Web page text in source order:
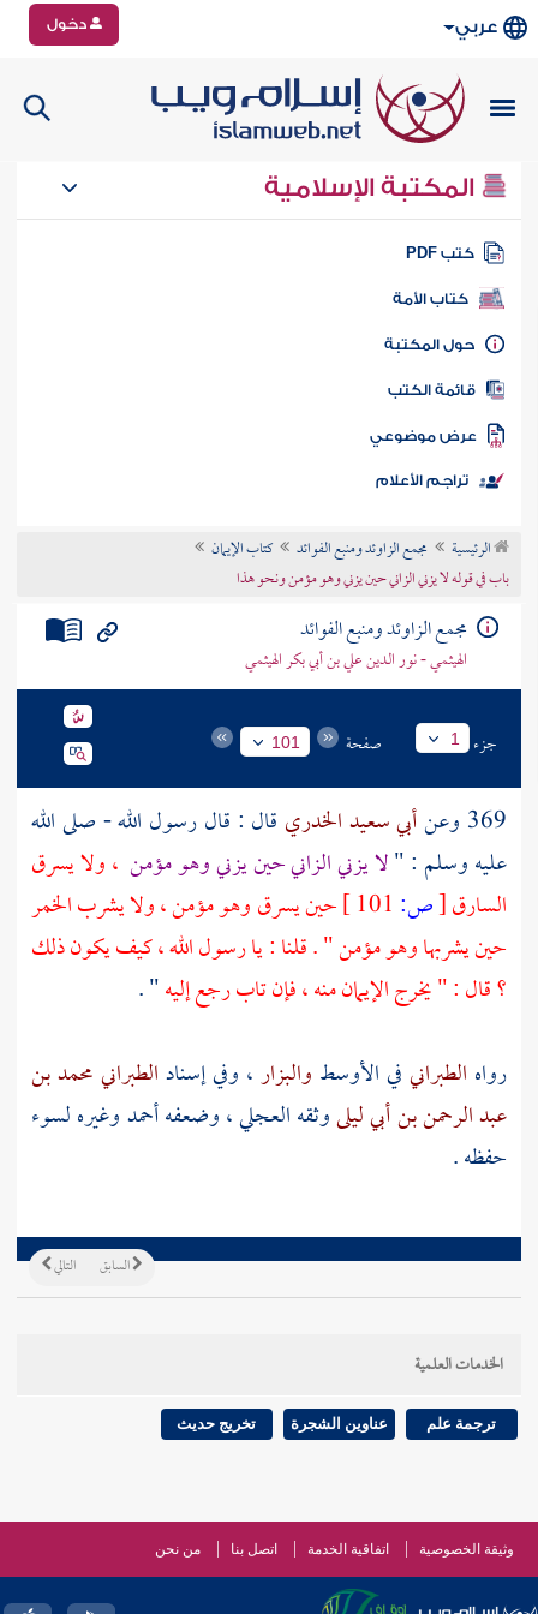
عربي دخول
المكتبة الإسلامية
كتب PDF
كتاب الأمة
المكتبة
الكتب
موضوعي
تراجم الأعلام
الرئيسية مجمع الزاوئد ومنبع الفوائد
كتاب الإيمان
باب في قوله لا يزني الزاني حين يزني وهو مؤمن ونحو هذا
مجمع الزاوئد ومنبع الفوائد
الهيثمي - نور الدين علي بن أبي بكر الهيثمي
جزء 1 صفحة 101
369 وعن أبي سعيد الخدري قال : قال رسول الله - صلى الله
عليه وسلم : "لا يزني الزاني حين يزني وهو مؤمن ، ولا يسرق
السارق[ص:
حين يسرق وهو مؤمن ، ولا يشرب الخمر
حين يشربها وهو مؤمن " . قلنا : يا رسول الله ، كيف يكون ذلك
؟ قال : " يخرج الإيمان منه ، فإن تاب رجع إليه" .
رواه الطبرانيفي الأوسط والبزار، وفي إسنادالطبرانيمحمد بن
عبد الرحمن بن أبي ليلىوثقهالعجلي، وضعفهأحمدوغيره لسوء
حفظه .
التالي السابق
الخدمات العلمية
ترجمة علم عناوين الشجرة تخريج حديث
وثيقة الخصوصية اتفاقية الخدمة اتصل بنا من نحن